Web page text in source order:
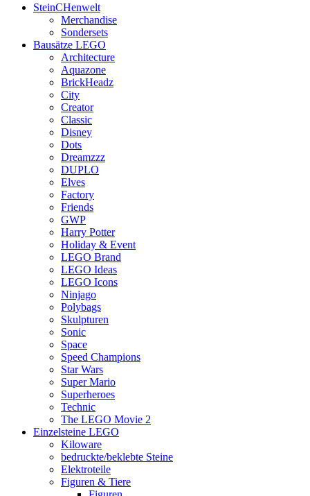
SteinCHenwelt
Merchandise
Sondersets
Bausätze LEGO
Architecture
Aquazone
BrickHeadz
City
Creator
Classic
Disney
Dots
Dreamzzz
DUPLO
Elves
Factory
Friends
GWP
Harry Potter
Holiday & Event
LEGO Brand
LEGO Ideas
LEGO Icons
Ninjago
Polybags
Skulpturen
Sonic
Space
Speed Champions
Star Wars
Super Mario
Superheroes
Technic
The LEGO Movie 2
Einzelsteine LEGO
Kiloware
bedruckte/beklebte Steine
Elektroteile
Figuren & Tiere